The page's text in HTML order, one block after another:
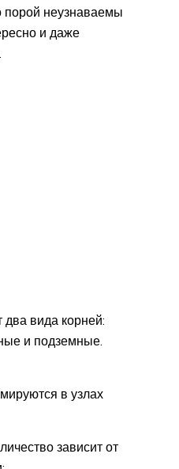
порой неузнаваемы
и даже
вида корней:
и подземные.
в узлах
зависит от